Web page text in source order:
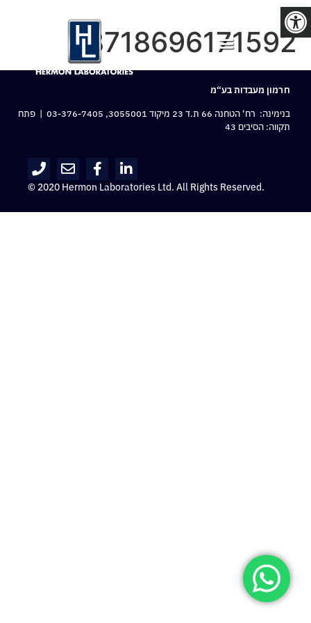
פתח סרגל נגישות
8718696171592
חרמון מעבדות בע“מ
בנימינה: רח‘ הטחנה 66 ת.ד 23 מיקוד 3055001,
03-376-7405 | פתח
תקווה: הסיבים 43
© 2020 Hermon Laboratories Ltd. All Rights Reserved.